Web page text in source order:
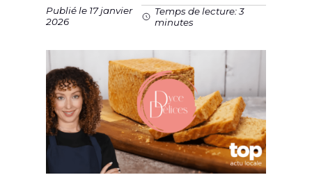
Publié le 17 janvier
2026
Temps de lecture: 3
minutes